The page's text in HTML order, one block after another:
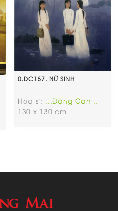
0.DC157. NỮ SINH
Hoạ sĩ: ...Đặng Can...
130 x 130 cm